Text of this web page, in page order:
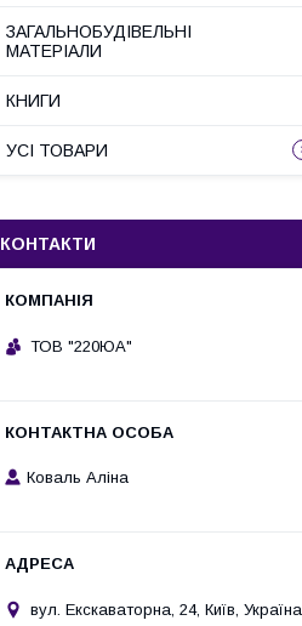
ЗАГАЛЬНОБУДІВЕЛЬНІ
МАТЕРІАЛИ
КНИГИ
УСІ ТОВАРИ
КОНТАКТИ
ТОВ "220ЮА"
Коваль Аліна
вул. Екскаваторна, 24, Київ, Україна